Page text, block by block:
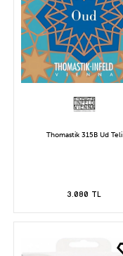
Thomastik 315B Ud Teli
3.080 TL